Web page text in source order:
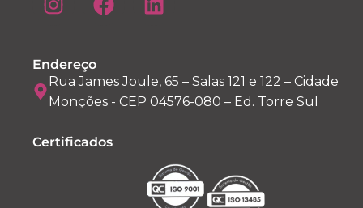
Endereço
Rua James Joule, 65 – Salas 121 e 122 – Cidade
Monções - CEP 04576-080 – Ed. Torre Sul
Certificados